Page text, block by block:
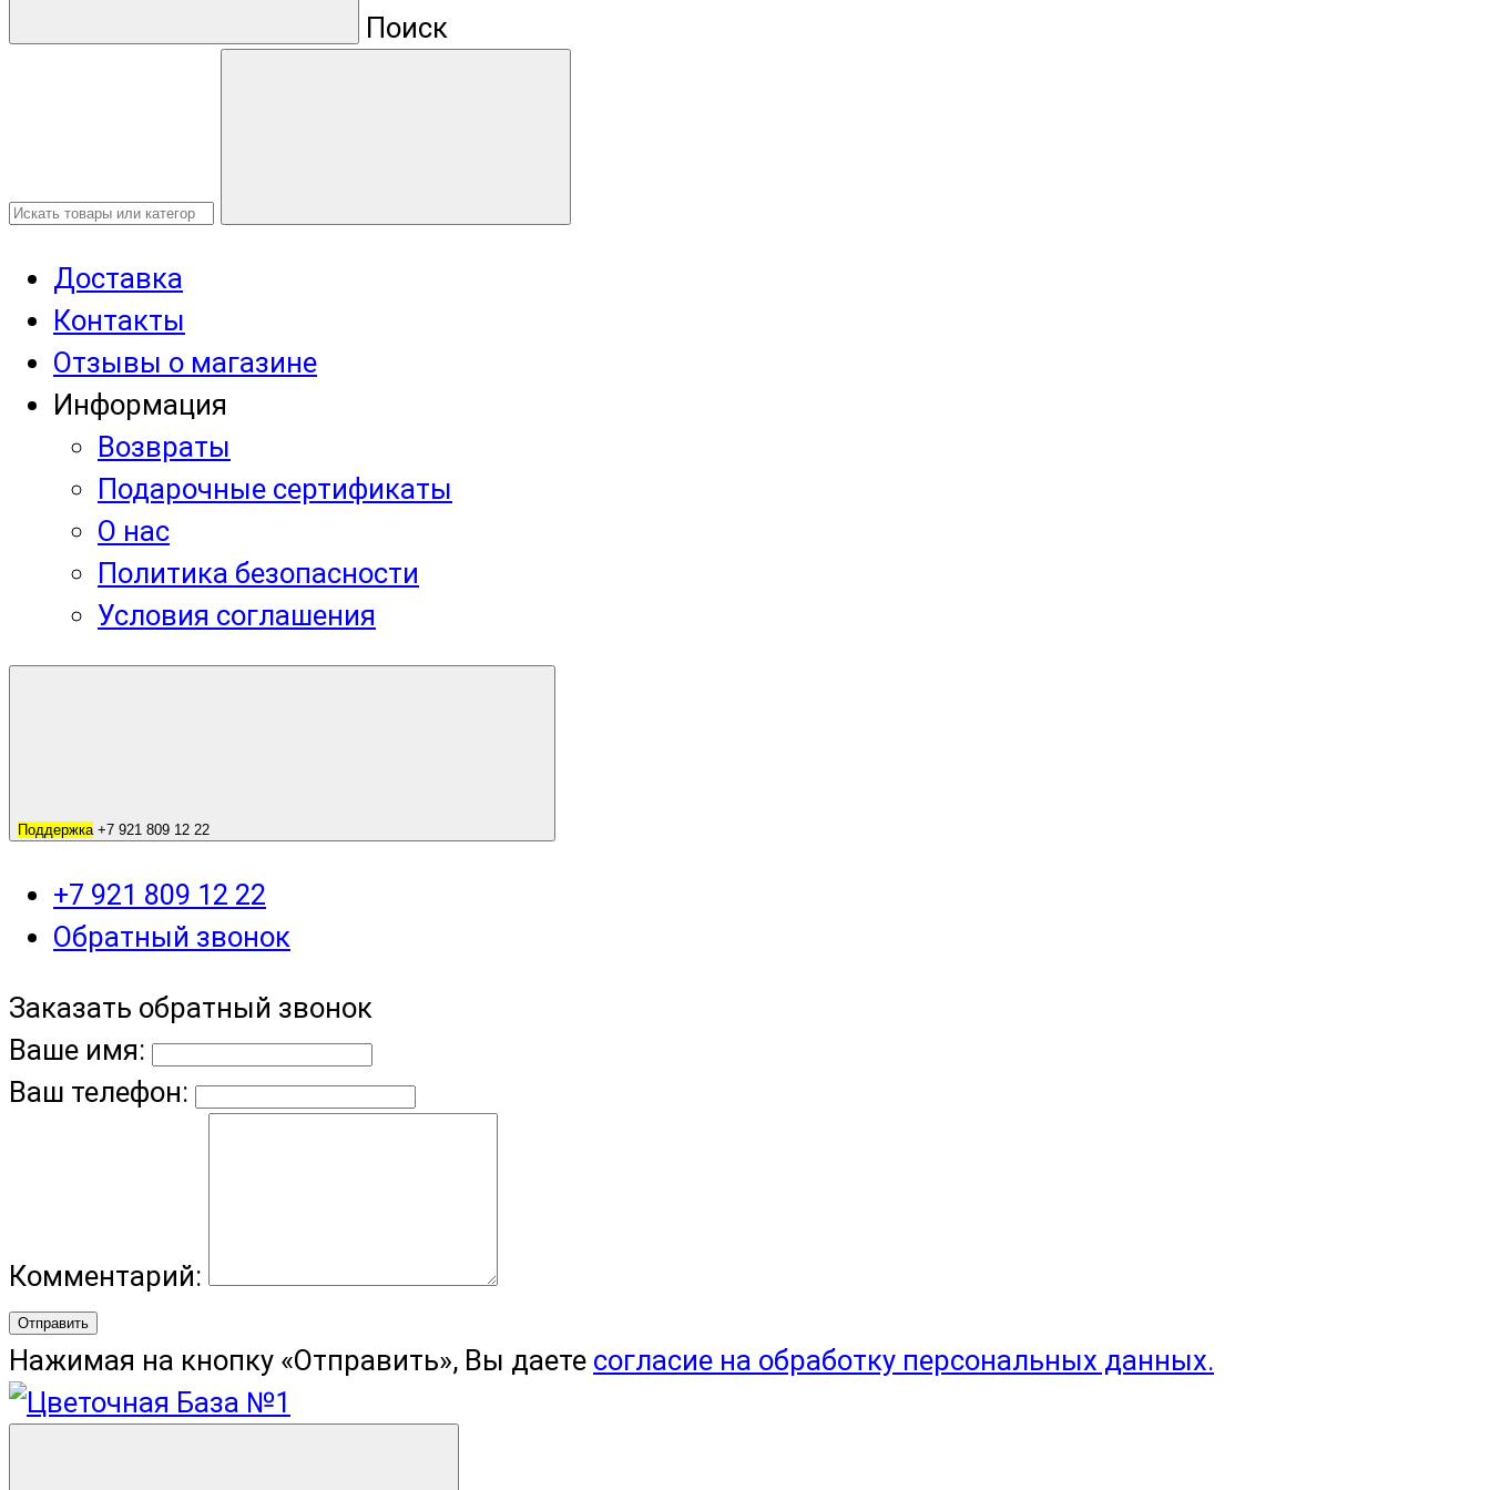
Поиск
Доставка
Контакты
Отзывы о магазине
Информация
Возвраты
Подарочные сертификаты
О нас
Политика безопасности
Условия соглашения
Поддержка +7 921 809 12 22
+7 921 809 12 22
Обратный звонок
Заказать обратный звонок
Ваше имя:
Ваш телефон:
Комментарий:
Отправить
Нажимая на кнопку «Отправить», Вы даете согласие на обработку персональных данных.